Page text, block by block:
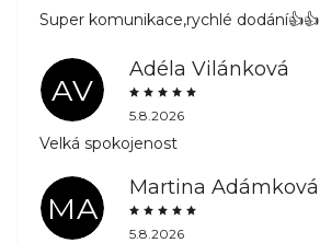
Super komunikace,rychlé dodání👍👍
AV
Adéla Vilánková
5.8.2026
Velká spokojenost
MA
Martina Adámková
5.8.2026